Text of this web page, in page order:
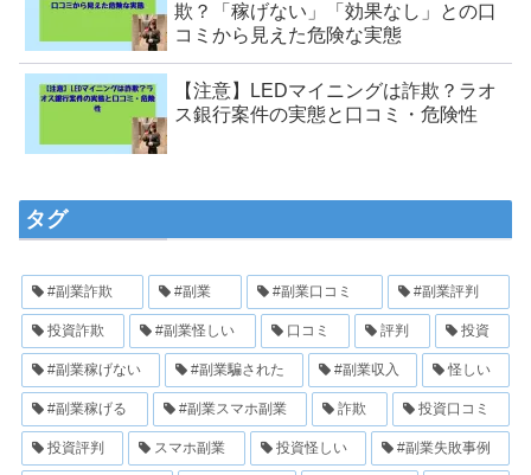
欺？「稼げない」「効果なし」との口
コミから見えた危険な実態
【注意】LEDマイニングは詐欺？ラオ
ス銀行案件の実態と口コミ・危険性
タグ
#副業詐欺 #副業 #副業口コミ #副業評判
投資詐欺 #副業怪しい 口コミ 評判 投資
#副業稼げない #副業騙された #副業収入 怪しい
#副業稼げる #副業スマホ副業 詐欺 投資口コミ
投資評判 スマホ副業 投資怪しい #副業失敗事例